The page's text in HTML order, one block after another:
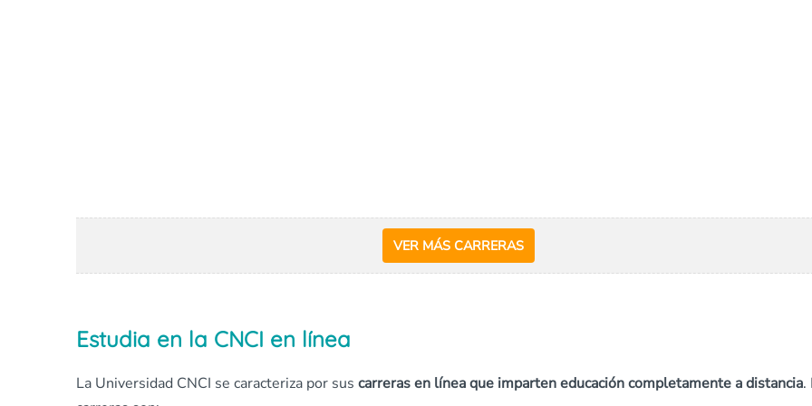
VER MÁS CARRERAS
Estudia en la CNCI en línea
La Universidad CNCI se caracteriza por sus carreras en línea que imparten educación completamente a distancia.